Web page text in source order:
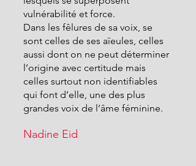
vulnérabilité et force.
Dans les fêlures de sa voix, se
sont celles de ses aïeules, celles
aussi dont on ne peut déterminer
l’origine avec certitude mais
celles surtout non identifiables
qui font d’elle, une des plus
grandes voix de l’âme féminine.
Nadine Eid